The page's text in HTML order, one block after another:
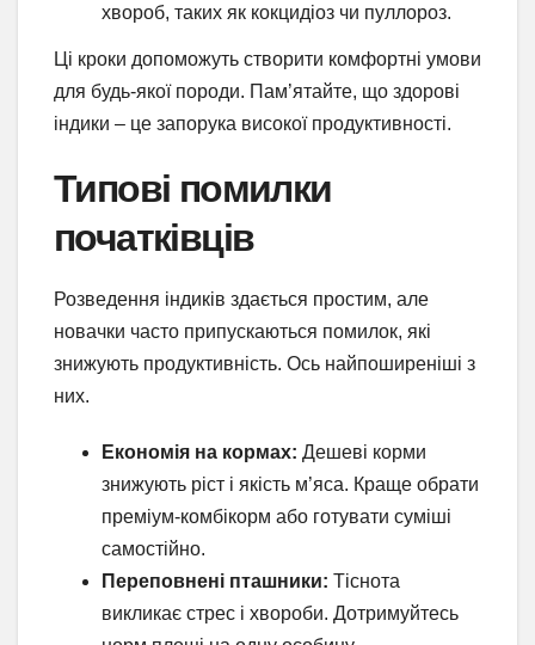
хвороб, таких як кокцидіоз чи пуллороз.
Ці кроки допоможуть створити комфортні умови
для будь-якої породи. Пам’ятайте, що здорові
індики – це запорука високої продуктивності.
Типові помилки
початківців
Розведення індиків здається простим, але
новачки часто припускаються помилок, які
знижують продуктивність. Ось найпоширеніші з
них.
Економія на кормах: Дешеві корми
знижують ріст і якість м’яса. Краще обрати
преміум-комбікорм або готувати суміші
самостійно.
Переповнені пташники: Тіснота
викликає стрес і хвороби. Дотримуйтесь